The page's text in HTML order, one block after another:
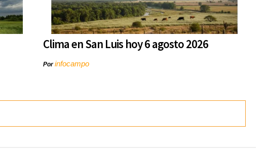
Clima en San Luis hoy 6 agosto 2026
Porinfocampo